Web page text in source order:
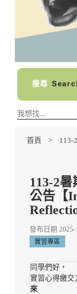
搜尋
首頁
113-2
公告【
發布日期 2025-
實習專區
同學們好，
實習心得繳交
來